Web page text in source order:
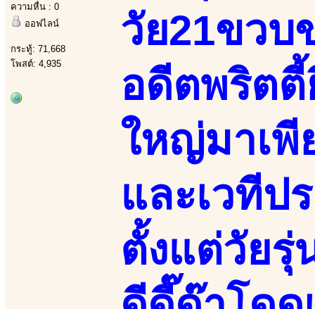
ความหื่น : 0
ออฟไลน์
กระทู้: 71,668
โพสต์: 4,935
วัย21ขว
อดีตพริต
ใหญ่มาเพี
และเวทีป
ตั้งแต่วัยรุ่